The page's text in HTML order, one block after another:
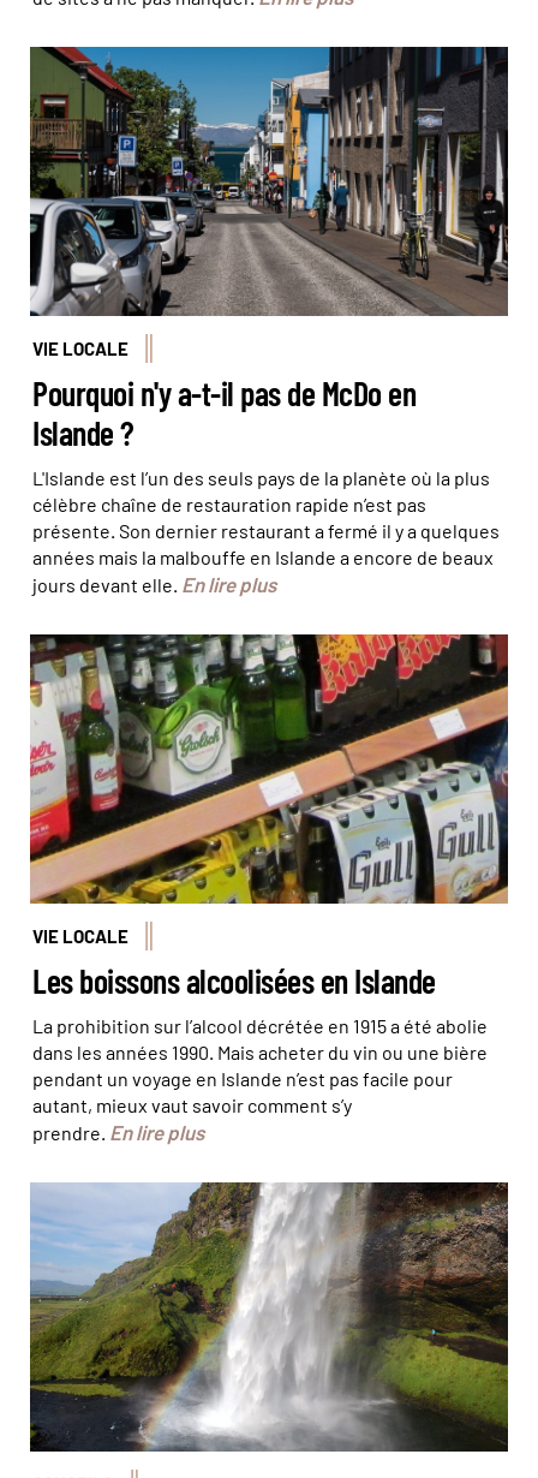
Ne cherchez pas la fameuse arche dorée dans les rues
de Reykjavik. © Milan Szypura/Haytham-REA/Comptoir
des Voyages
VIE LOCALE
Pourquoi n'y a-t-il pas de McDo en
Islande ?
L'Islande est l’un des seuls pays de la planète où la plus
célèbre chaîne de restauration rapide n’est pas
présente. Son dernier restaurant a fermé il y a quelques
années mais la malbouffe en Islande a encore de beaux
jours devant elle. En lire plus
VIE LOCALE
Les boissons alcoolisées en Islande
La prohibition sur l’alcool décrétée en 1915 a été abolie
dans les années 1990. Mais acheter du vin ou une bière
pendant un voyage en Islande n’est pas facile pour
autant, mieux vaut savoir comment s’y
prendre. En lire plus